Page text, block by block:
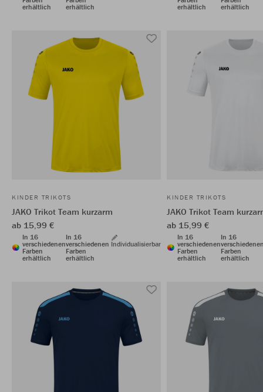
erhältlich
erhältlich
erhältlich
erhältlich
KINDER TRIKOTS
JAKO Trikot Team kurzarm
ab 15,99 €
In 16
verschiedenen
Farben
erhältlich
In 16
verschiedenen
Farben
erhältlich
Individualisierbar
KINDER TRIKOTS
JAKO Trikot Team
ab 15,99 €
In 16
verschiedenen
Farben
erhältlich
In 16
Farben
erhältlich